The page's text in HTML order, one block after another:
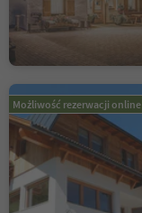
Możliwość rezerwacji online